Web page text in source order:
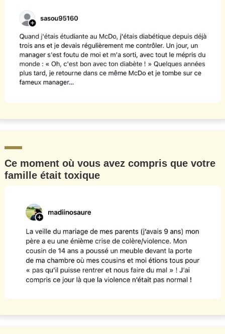
Ce moment où vous avez compris que votre
famille était toxique